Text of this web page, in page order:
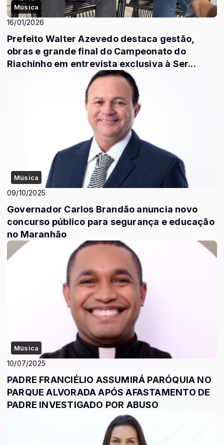
Música
16/01/2026
Prefeito Walter Azevedo destaca gestão,
obras e grande final do Campeonato do
Riachinho em entrevista exclusiva à Ser...
Música
09/10/2025
Governador Carlos Brandão anuncia novo
concurso público para segurança e educação
no Maranhão
Música
10/07/2025
PADRE FRANCIÉLIO ASSUMIRÁ PARÓQUIA NO
PARQUE ALVORADA APÓS AFASTAMENTO DE
PADRE INVESTIGADO POR ABUSO